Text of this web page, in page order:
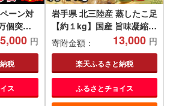
ーン対
個突
ハンバー
分け 個
ず お弁
無添
取り寄
円
税
ス
岩手県 北三陸産 蒸したこ足
【約１kg】国産 旨味凝縮
ぷりぷり ふっくら やわらか
たこ冷凍 蛸 タコ 刺身 たこ
焼き たこめし タコ飯 たこ
の唐揚げ
寄附金額： 13,000 円
楽天ふるさと納税
ふるさとチョイス